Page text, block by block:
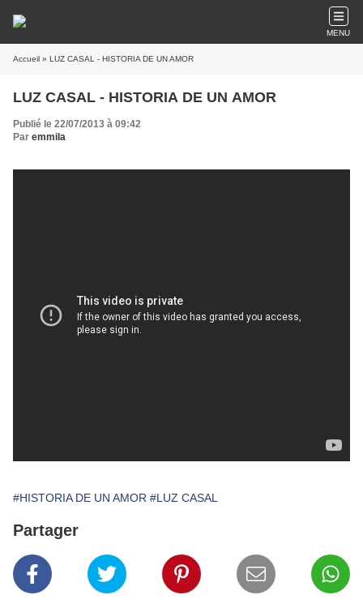
MENU
Accueil » LUZ CASAL - HISTORIA DE UN AMOR
LUZ CASAL - HISTORIA DE UN AMOR
Publié le 22/07/2013 à 09:42
Par emmila
#HISTORIA DE UN AMOR #LUZ CASAL
Partager